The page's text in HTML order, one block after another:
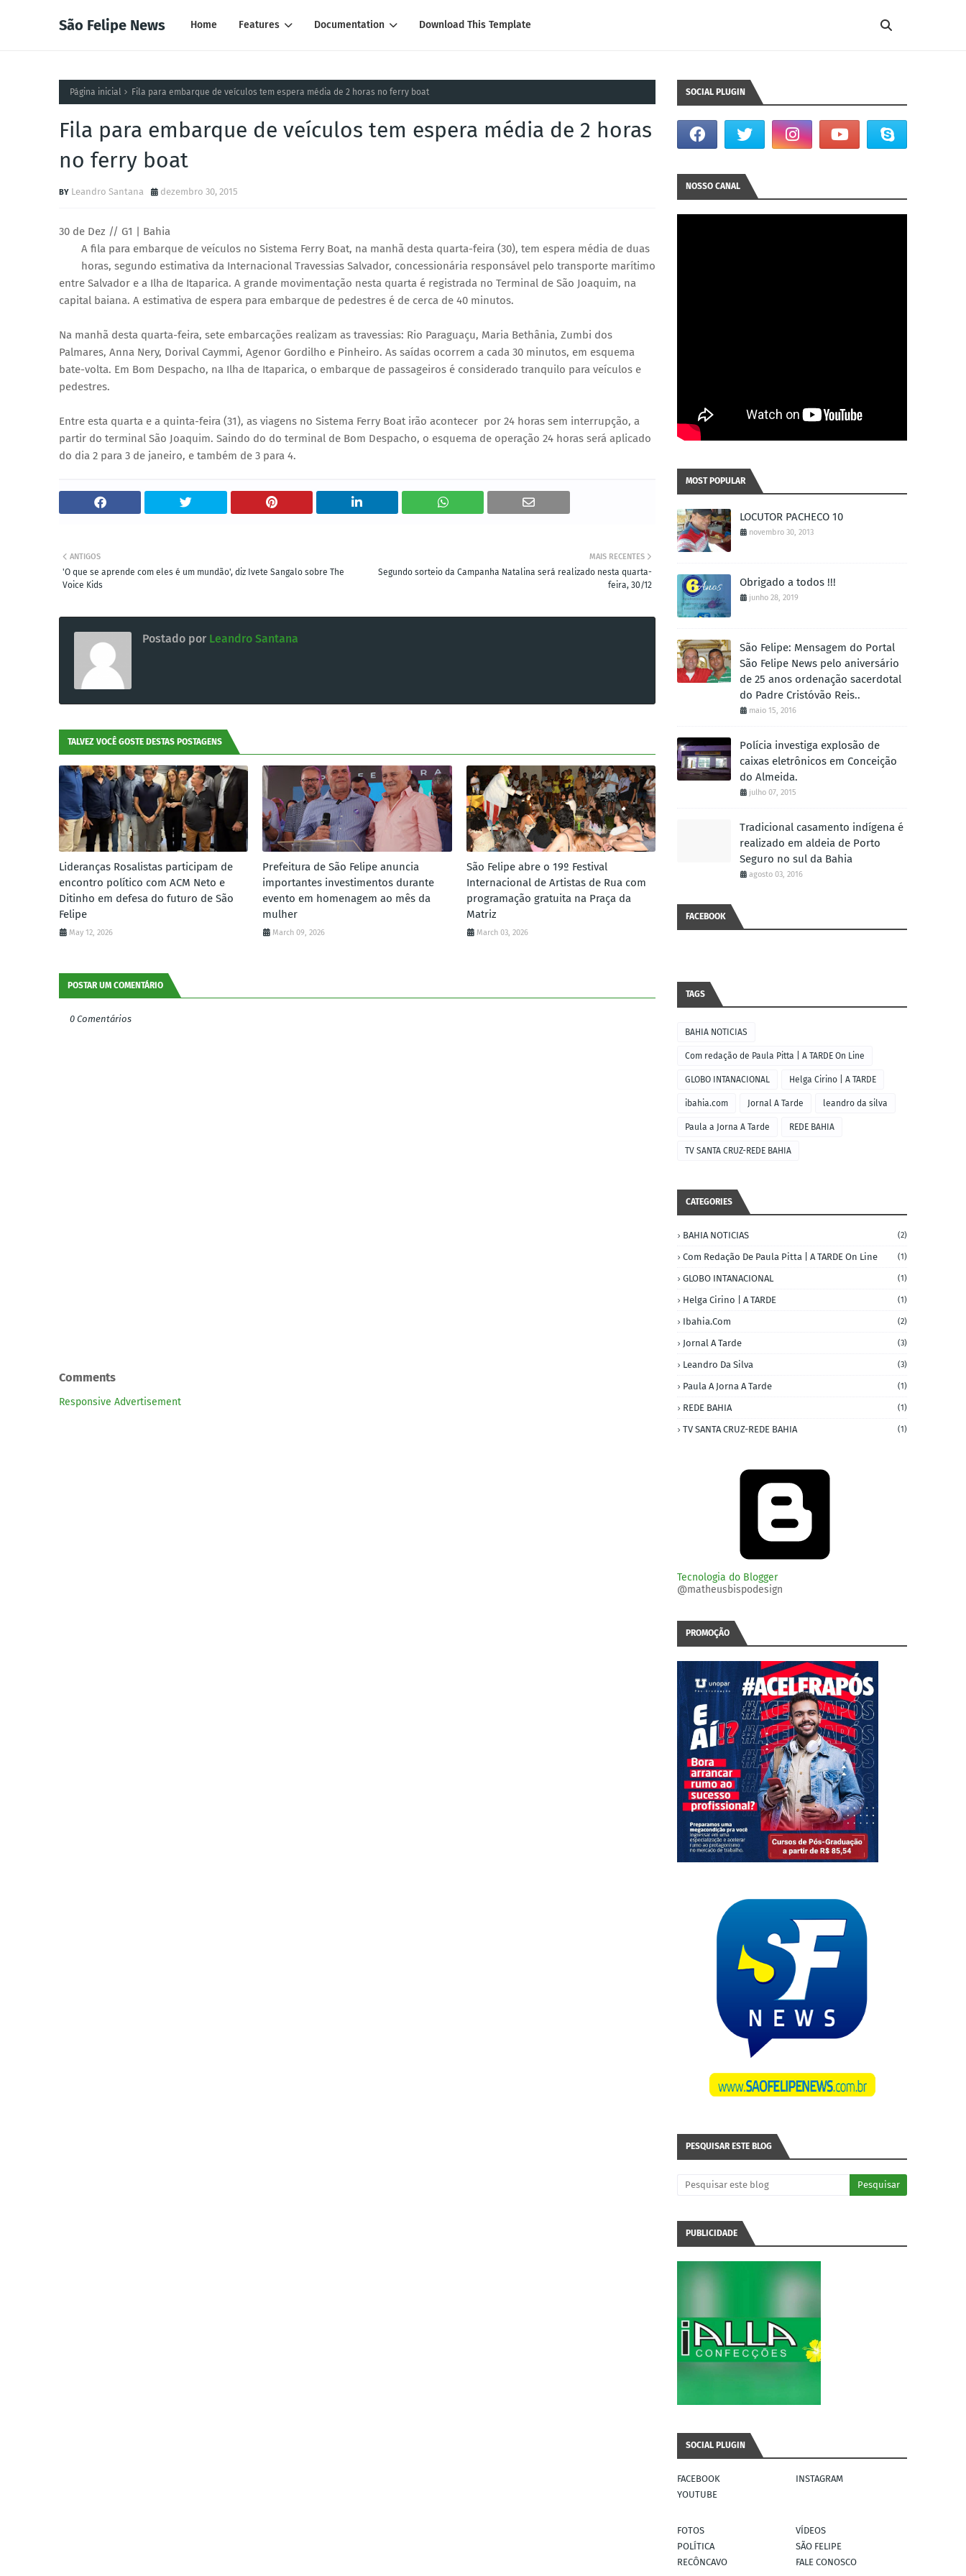
São Felipe News Home Features Documentation Download This Template
Página inicial Fila para embarque de veículos tem espera média de 2 horas no ferry boat
Fila para embarque de veículos tem espera média de 2 horas
no ferry boat
Leandro Santana dezembro 30, 2015
30 de Dez // G1 | Bahia
A fila para embarque de veículos no Sistema Ferry Boat, na manhã desta quarta-feira (30), tem espera média de duas
horas, segundo estimativa da Internacional Travessias Salvador, concessionária responsável pelo transporte marítimo
entre Salvador e a Ilha de Itaparica. A grande movimentação nesta quarta é registrada no Terminal de São Joaquim, na
capital baiana. A estimativa de espera para embarque de pedestres é de cerca de 40 minutos.
Na manhã desta quarta-feira, sete embarcações realizam as travessias: Rio Paraguaçu, Maria Bethânia, Zumbi dos
Palmares, Anna Nery, Dorival Caymmi, Agenor Gordilho e Pinheiro. As saídas ocorrem a cada 30 minutos, em esquema
bate-volta. Em Bom Despacho, na Ilha de Itaparica, o embarque de passageiros é considerado tranquilo para veículos e
pedestres.
Entre esta quarta e a quinta-feira (31), as viagens no Sistema Ferry Boat irão acontecer por 24 horas sem interrupção, a
partir do terminal São Joaquim. Saindo do do terminal de Bom Despacho, o esquema de operação 24 horas será aplicado
do dia 2 para 3 de janeiro, e também de 3 para 4.
MAIS RECENTES
Segundo sorteio da Campanha Natalina será realizado nesta quarta-
feira, 30/12
ANTIGOS
'O que se aprende com eles é um mundão', diz Ivete Sangalo sobre The
Voice Kids
Postado por Leandro Santana
TALVEZ VOCÊ GOSTE DESTAS POSTAGENS
Lideranças Rosalistas participam de
encontro político com ACM Neto e
Ditinho em defesa do futuro de São
Felipe
May 12, 2026
Prefeitura de São Felipe anuncia
importantes investimentos durante
evento em homenagem ao mês da
mulher
March 09, 2026
São Felipe abre o 19º Festival
Internacional de Artistas de Rua com
programação gratuita na Praça da
Matriz
March 03, 2026
POSTAR UM COMENTÁRIO
0 Comentários
Comments
Responsive Advertisement
SOCIAL PLUGIN
NOSSO CANAL
MOST POPULAR
LOCUTOR PACHECO 10
novembro 30, 2013
Obrigado a todos !!!
junho 28, 2019
São Felipe: Mensagem do Portal
São Felipe News pelo aniversário
de 25 anos ordenação sacerdotal
do Padre Cristóvão Reis..
maio 15, 2016
Polícia investiga explosão de
caixas eletrônicos em Conceição
do Almeida.
julho 07, 2015
Tradicional casamento indígena é
realizado em aldeia de Porto
Seguro no sul da Bahia
agosto 03, 2016
FACEBOOK
TAGS
BAHIA NOTICIAS
Com redação de Paula Pitta | A TARDE On Line
GLOBO INTANACIONAL Helga Cirino | A TARDE
ibahia.com Jornal A Tarde leandro da silva
Paula a Jorna A Tarde REDE BAHIA
TV SANTA CRUZ-REDE BAHIA
CATEGORIES
BAHIA NOTICIAS (2)
Com Redação De Paula Pitta | A TARDE On Line (1)
GLOBO INTANACIONAL (1)
Helga Cirino | A TARDE (1)
Ibahia.com (2)
Jornal A Tarde (3)
Leandro Da Silva (3)
Paula A Jorna A Tarde (1)
REDE BAHIA (1)
TV SANTA CRUZ-REDE BAHIA (1)
Tecnologia do Blogger
@matheusbispodesign
PROMOÇÃO
PESQUISAR ESTE BLOG
PUBLICIDADE
SOCIAL PLUGIN
FACEBOOK
INSTAGRAM
YOUTUBE
FOTOS
VÍDEOS
POLÍTICA
SÃO FELIPE
RECÔNCAVO
FALE CONOSCO